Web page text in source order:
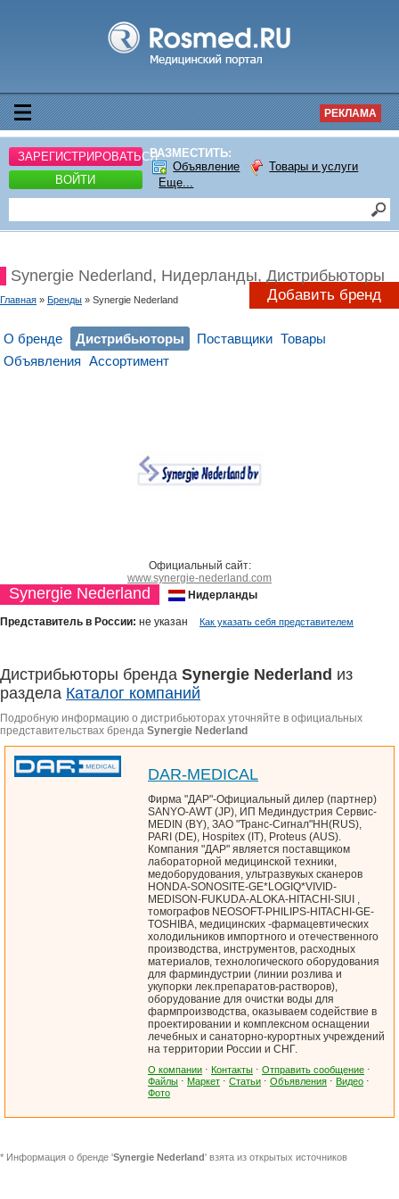
РЕКЛАМА
ЗАРЕГИСТРИРОВАТЬСЯ
ВОЙТИ
РАЗМЕСТИТЬ:
Объявление
Товары и услуги
Еще...
Synergie Nederland, Нидерланды, Дистрибьюторы
Главная » Бренды » Synergie Nederland Добавить бренд
О бренде Дистрибьюторы Поставщики Товары
Объявления Ассортимент
Официальный сайт:
www.synergie-nederland.com
Synergie Nederland Нидерланды
Представитель в России: не указан Как указать себя представителем
Дистрибьюторы бренда Synergie Nederland из
раздела Каталог компаний
Подробную информацию о дистрибьюторах уточняйте в официальных
представительствах бренда Synergie Nederland
DAR-MEDICAL
Фирма "ДАР"-Официальный дилер (партнер)
SANYO-AWT (JP), ИП Мединдустрия Сервис-
MEDIN (BY), ЗАО "Транс-Сигнал"НН(RUS),
PARI (DE), Hospitex (IT), Proteus (AUS).
Компания "ДАР" является поставщиком
лабораторной медицинской техники,
медоборудования, ультразвукых сканеров
HONDA-SONOSITE-GE*LOGIQ*VIVID-
MEDISON-FUKUDA-ALOKA-HITACHI-SIUI ,
томографов NEOSOFT-PHILIPS-HITACHI-GE-
TOSHIBA, медицинских -фармацевтических
холодильников импортного и отечественного
производства, инструментов, расходных
материалов, технологического оборудования
для фарминдустрии (линии розлива и
укупорки лек.препаратов-растворов),
оборудование для очистки воды для
фармпроизводства, оказываем содействие в
проектировании и комплексном оснащении
лечебных и санаторно-курортных учреждений
на территории России и СНГ.
О компании ⋅ Контакты ⋅ Отправить сообщение ⋅
Файлы ⋅ Маркет ⋅ Статьи ⋅ Объявления ⋅ Видео ⋅
Фото
* Информация о бренде 'Synergie Nederland' взята из открытых источников